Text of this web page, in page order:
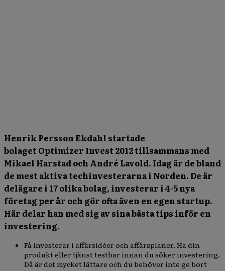
Henrik Persson Ekdahl startade
bolagetOptimizer Invest 2012 tillsammans med
Mikael Harstad och André Lavold. Idag är de bland
de mest aktiva techinvesterarna i Norden. De är
delägare i 17 olika bolag, investerar i 4-5 nya
företag per år och gör ofta även en egen startup.
Här delar han med sig av sina bästa tips inför en
investering.
Få investerar i affärsidéer och affärsplaner. Ha din
produkt eller tjänst testbar innan du söker investering.
Då är det mycket lättare och du behöver inte ge bort